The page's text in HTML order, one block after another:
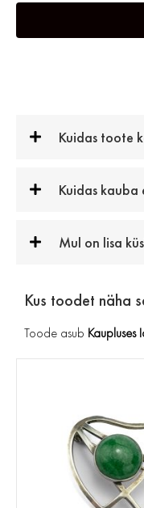
Kuidas toote
Kuidas kauba
Mul on lisa
Kus toodet näha
Toode asub Kaupluses